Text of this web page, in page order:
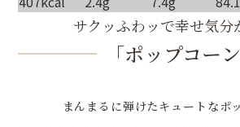
サクッふわッで幸せ気分
「ポップコーン
まんまるに弾けたキュートなポ